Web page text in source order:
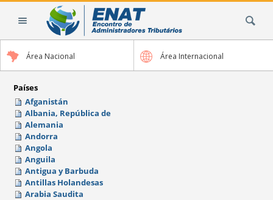
Área Nacional Área Internacional
Países
Afganistán
Albania, República de
Alemania
Andorra
Angola
Anguila
Antigua y Barbuda
Antillas Holandesas
Arabia Saudita